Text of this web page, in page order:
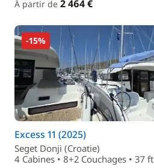
À partir de 2 464 €
-15%
Excess 11 (2025)
Seget Donji (Croatie)
4 Cabines • 8+2 Couchages • 37 ft